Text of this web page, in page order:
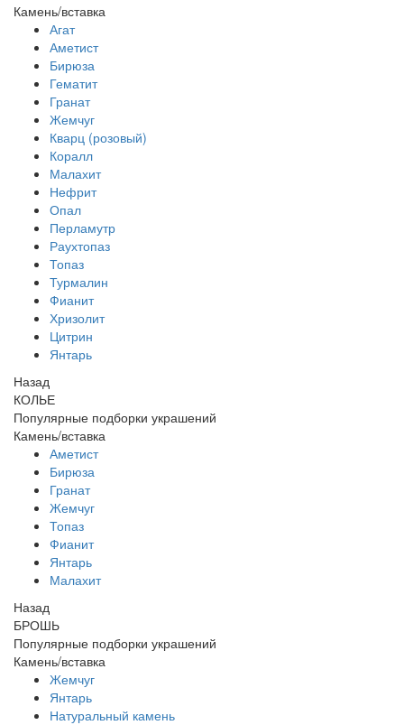
Камень/вставка
Агат
Аметист
Бирюза
Гематит
Гранат
Жемчуг
Кварц (розовый)
Коралл
Малахит
Нефрит
Опал
Перламутр
Раухтопаз
Топаз
Турмалин
Фианит
Хризолит
Цитрин
Янтарь
Назад
КОЛЬЕ
Популярные подборки украшений
Камень/вставка
Аметист
Бирюза
Гранат
Жемчуг
Топаз
Фианит
Янтарь
Малахит
Назад
БРОШЬ
Популярные подборки украшений
Камень/вставка
Жемчуг
Янтарь
Натуральный камень